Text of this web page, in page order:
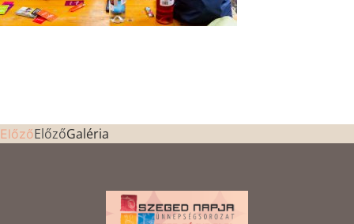
ElőzőElőzőGaléria